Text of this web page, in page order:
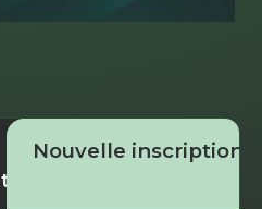
Nouvelle inscription